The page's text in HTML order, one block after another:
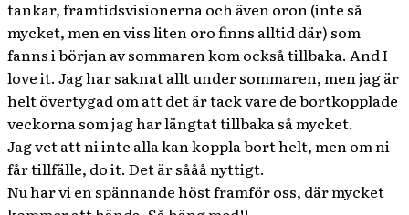
tankar, framtidsvisionerna och även oron (inte så
mycket, men en viss liten oro finns alltid där) som
fanns i början av sommaren kom också tillbaka. And I
love it. Jag har saknat allt under sommaren, men jag är
helt övertygad om att det är tack vare de bortkopplade
veckorna som jag har längtat tillbaka så mycket.
Jag vet att ni inte alla kan koppla bort helt, men om ni
får tillfälle, do it. Det är sååå nyttigt.
Nu har vi en spännande höst framför oss, där mycket